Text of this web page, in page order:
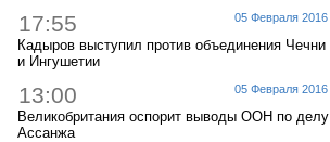
05 Февраля 2016
17:55
Кадыров выступил против объединения Чечни
и Ингушетии
05 Февраля 2016
13:00
Великобритания оспорит выводы ООН по делу
Ассанжа